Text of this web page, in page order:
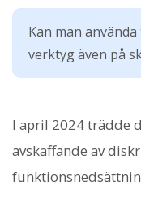
Kan man
verktyg även på
I april 2024 trädde
avskaffande av